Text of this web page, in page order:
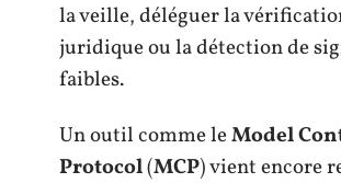
la veille, déléguer la
juridique ou la détection de
faibles.
Un outil comme leModel
Protocol(MCP) vient encore